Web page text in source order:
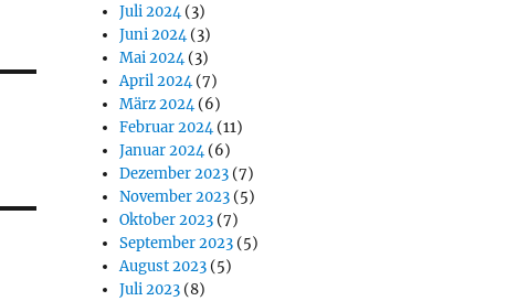
Juli 2024(3)
Juni 2024(3)
Mai 2024(3)
April 2024(7)
März 2024(6)
Februar 2024(11)
Januar 2024(6)
Dezember 2023 (7)
November 2023 (5)
Oktober 2023 (7)
September 2023 (5)
August 2023 (5)
Juli 2023 (8)